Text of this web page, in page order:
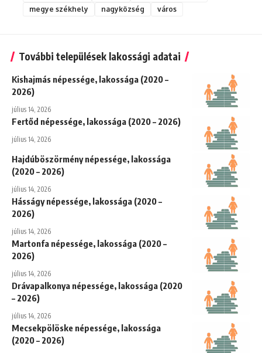
megye székhely
nagyközség város
További települések lakossági adatai
Kishajmás népessége, lakossága (2020 –
2026)
július 14, 2026
Fertőd népessége, lakossága (2020 – 2026)
július 14, 2026
Hajdúböszörmény népessége, lakossága
(2020 – 2026)
július 14, 2026
Hásságy népessége, lakossága (2020 –
2026)
július 14, 2026
Martonfa népessége, lakossága (2020 –
2026)
július 14, 2026
Drávapalkonya népessége, lakossága (2020
– 2026)
július 14, 2026
Mecsekpölöske népessége, lakossága
(2020 – 2026)